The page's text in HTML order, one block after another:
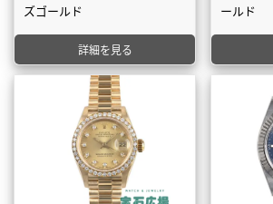
ズゴールド
詳細を見る
ールド